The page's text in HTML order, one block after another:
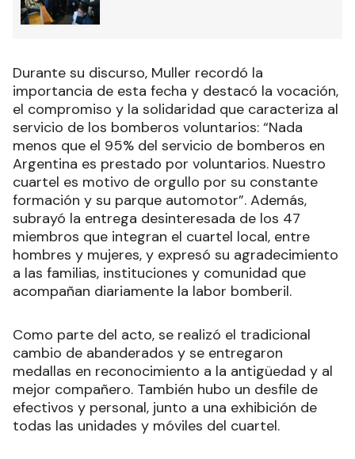
Durante su discurso, Muller recordó la
importancia de esta fecha y destacó la vocación,
el compromiso y la solidaridad que caracteriza al
servicio de los bomberos voluntarios: “Nada
menos que el 95% del servicio de bomberos en
Argentina es prestado por voluntarios. Nuestro
cuartel es motivo de orgullo por su constante
formación y su parque automotor”. Además,
subrayó la entrega desinteresada de los 47
miembros que integran el cuartel local, entre
hombres y mujeres, y expresó su agradecimiento
a las familias, instituciones y comunidad que
acompañan diariamente la labor bomberil.
Como parte del acto, se realizó el tradicional
cambio de abanderados y se entregaron
medallas en reconocimiento a la antigüedad y al
mejor compañero. También hubo un desfile de
efectivos y personal, junto a una exhibición de
todas las unidades y móviles del cuartel.